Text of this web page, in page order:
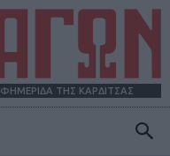
ΤΗΣ ΚΑΡΔΙΤΣΑΣ